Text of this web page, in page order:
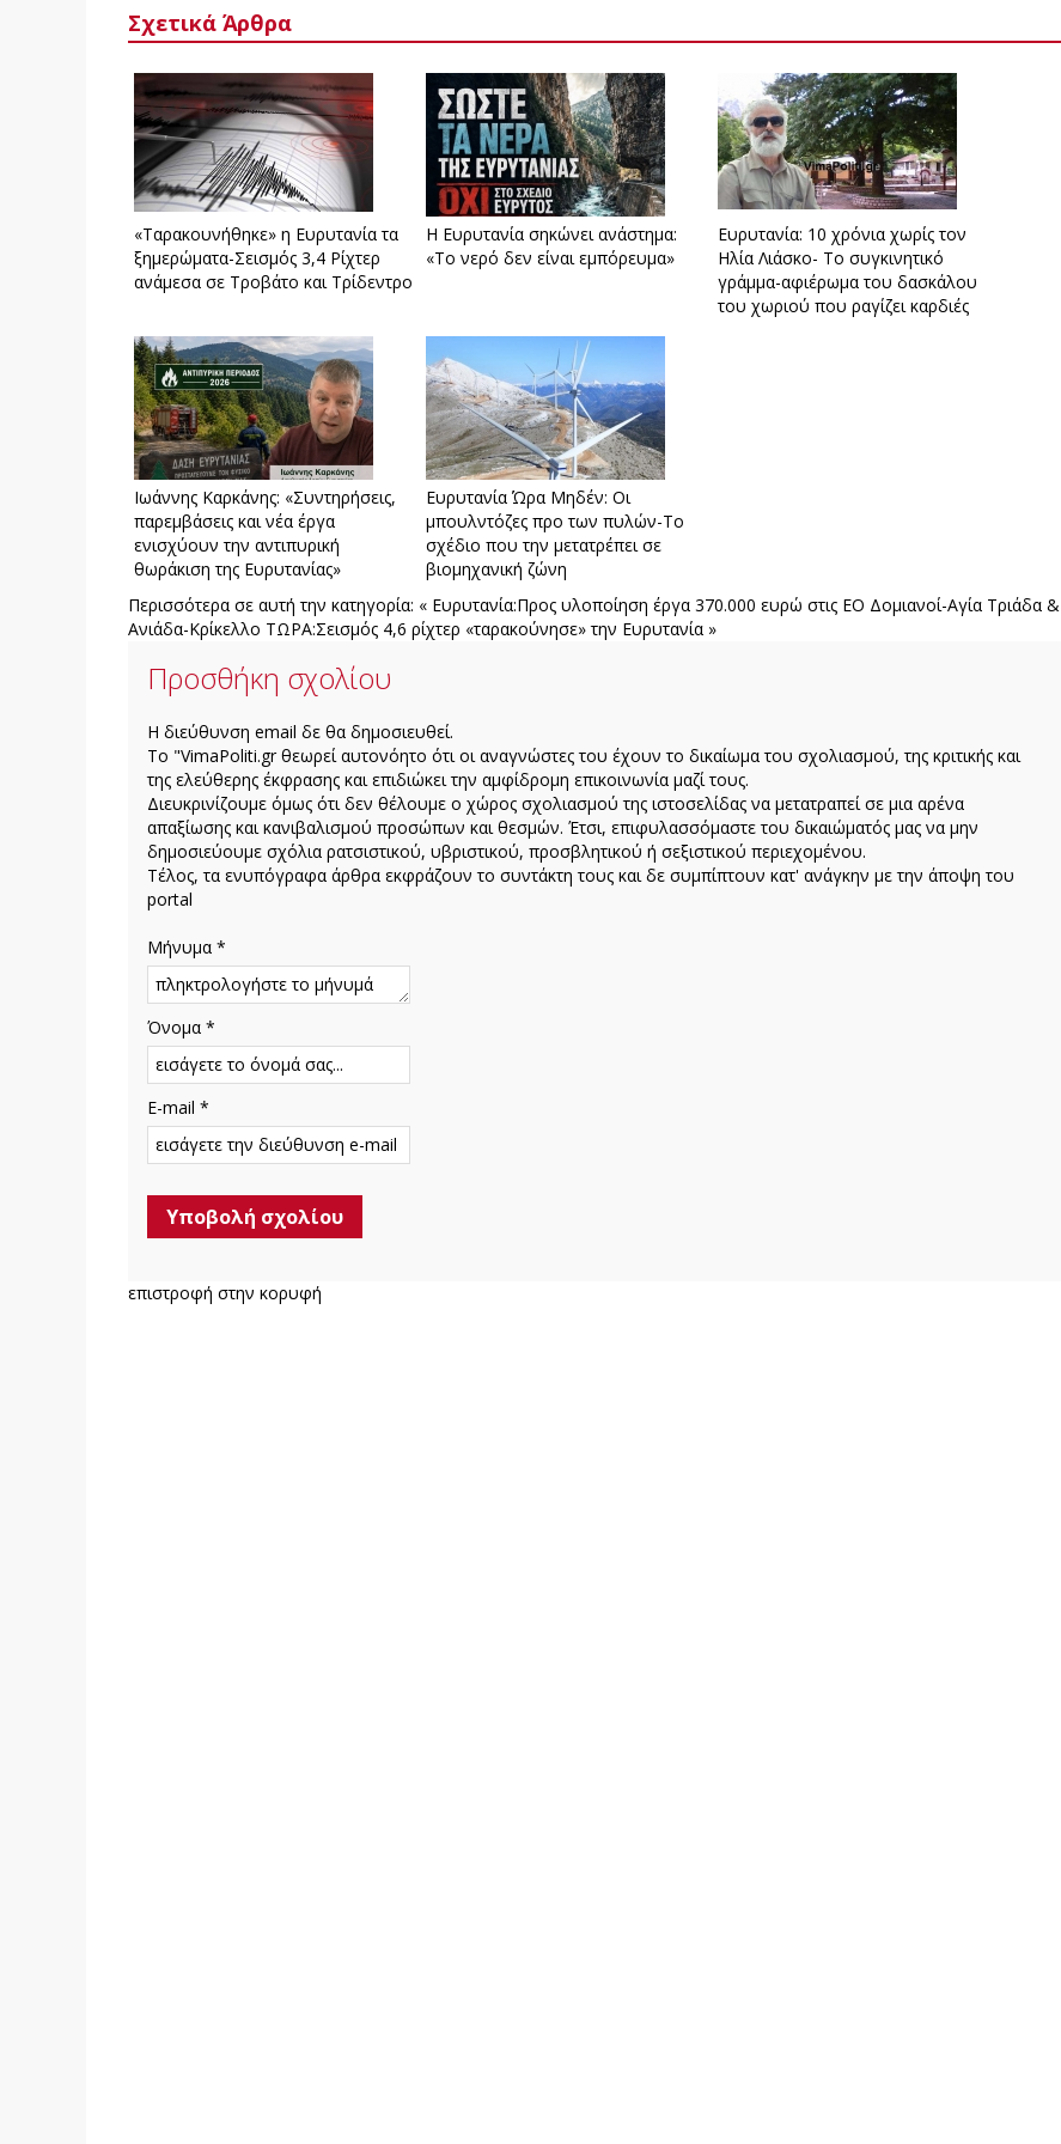
Σχετικά Άρθρα
«Ταρακουνήθηκε» η Ευρυτανία τα
ξημερώματα-Σεισμός 3,4 Ρίχτερ
ανάμεσα σε Τροβάτο και Τρίδεντρο
Η Ευρυτανία σηκώνει ανάστημα:
«Το νερό δεν είναι εμπόρευμα»
Ευρυτανία: 10 χρόνια χωρίς τον
Ηλία Λιάσκο- Το συγκινητικό
γράμμα-αφιέρωμα του δασκάλου
του χωριού που ραγίζει καρδιές
Ιωάννης Καρκάνης: «Συντηρήσεις,
παρεμβάσεις και νέα έργα
ενισχύουν την αντιπυρική
θωράκιση της Ευρυτανίας»
Ευρυτανία Ώρα Μηδέν: Οι
μπουλντόζες προ των πυλών-Το
σχέδιο που την μετατρέπει σε
βιομηχανική ζώνη
Περισσότερα σε αυτή την κατηγορία: « Ευρυτανία:Προς υλοποίηση έργα 370.000 ευρώ στις ΕΟ Δομιανοί-Αγία Τριάδα &
Ανιάδα-Κρίκελλο ΤΩΡΑ:Σεισμός 4,6 ρίχτερ «ταρακούνησε» την Ευρυτανία »
Προσθήκη σχολίου
H διεύθυνση email δε θα δημοσιευθεί.
Το "VimaPoliti.gr θεωρεί αυτονόητο ότι οι αναγνώστες του έχουν το δικαίωμα του σχολιασμού, της κριτικής και
της ελεύθερης έκφρασης και επιδιώκει την αμφίδρομη επικοινωνία μαζί τους.
Διευκρινίζουμε όμως ότι δεν θέλουμε ο χώρος σχολιασμού της ιστοσελίδας να μετατραπεί σε μια αρένα
απαξίωσης και κανιβαλισμού προσώπων και θεσμών. Έτσι, επιφυλασσόμαστε του δικαιώματός μας να μην
δημοσιεύουμε σχόλια ρατσιστικού, υβριστικού, προσβλητικού ή σεξιστικού περιεχομένου.
Τέλος, τα ενυπόγραφα άρθρα εκφράζουν το συντάκτη τους και δε συμπίπτουν κατ' ανάγκην με την άποψη του
portal
Μήνυμα *
Όνομα *
E-mail *
επιστροφή στην κορυφή